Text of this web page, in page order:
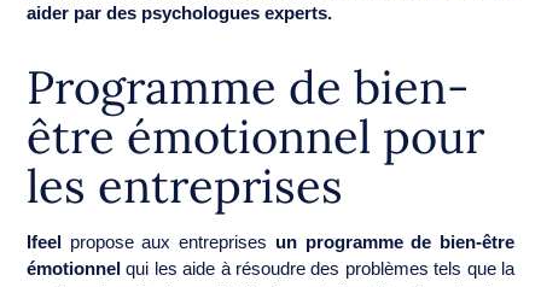
aider par des psychologues experts.
Programme de bien-
être émotionnel pour
les entreprises
Ifeel propose aux entreprises un programme de bien-être
émotionnel qui les aide à résoudre des problèmes tels que la